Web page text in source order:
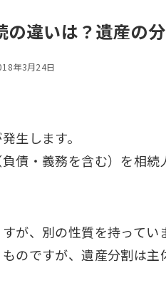
の違いは？遺産の
年3月24日
生します。
債・義務を含む）を相
が、別の性質を持ってい
のですが、遺産分割は主